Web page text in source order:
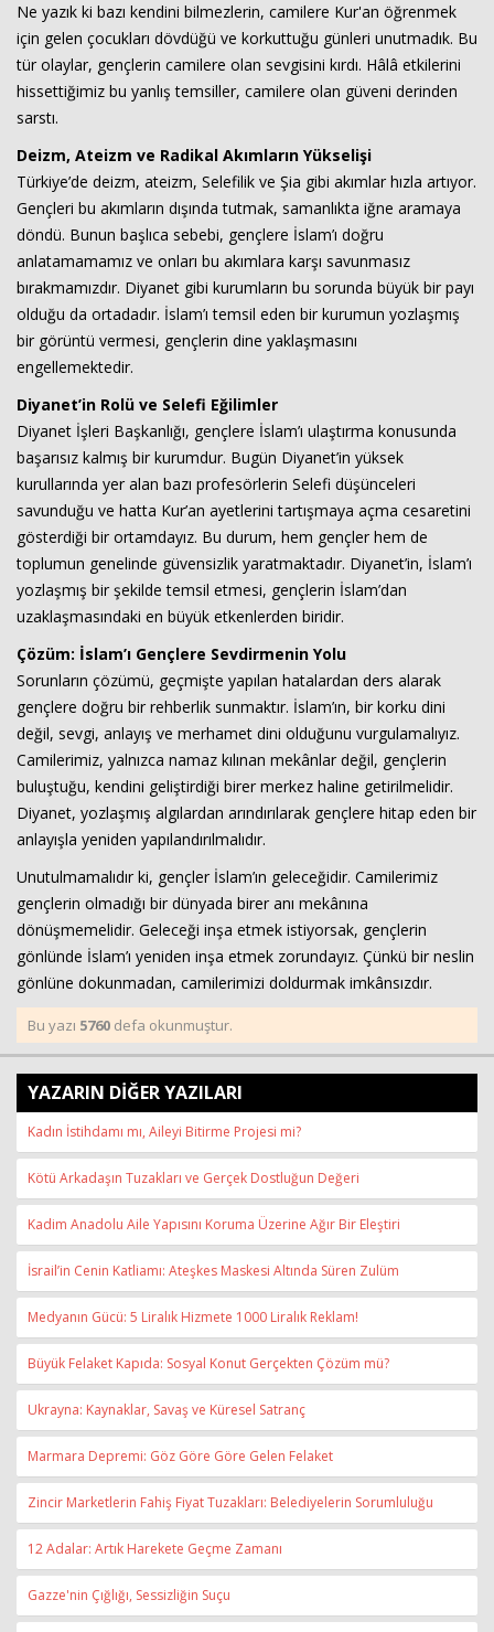
Ne yazık ki bazı kendini bilmezlerin, camilere Kur'an öğrenmek
için gelen çocukları dövdüğü ve korkuttuğu günleri unutmadık. Bu
tür olaylar, gençlerin camilere olan sevgisini kırdı. Hâlâ etkilerini
hissettiğimiz bu yanlış temsiller, camilere olan güveni derinden
sarstı.
Deizm, Ateizm ve Radikal Akımların Yükselişi
Türkiye’de deizm, ateizm, Selefilik ve Şia gibi akımlar hızla artıyor.
Gençleri bu akımların dışında tutmak, samanlıkta iğne aramaya
döndü. Bunun başlıca sebebi, gençlere İslam’ı doğru
anlatamamamız ve onları bu akımlara karşı savunmasız
bırakmamızdır. Diyanet gibi kurumların bu sorunda büyük bir payı
olduğu da ortadadır. İslam’ı temsil eden bir kurumun yozlaşmış
bir görüntü vermesi, gençlerin dine yaklaşmasını
engellemektedir.
Diyanet’in Rolü ve Selefi Eğilimler
Diyanet İşleri Başkanlığı, gençlere İslam’ı ulaştırma konusunda
başarısız kalmış bir kurumdur. Bugün Diyanet’in yüksek
kurullarında yer alan bazı profesörlerin Selefi düşünceleri
savunduğu ve hatta Kur’an ayetlerini tartışmaya açma cesaretini
gösterdiği bir ortamdayız. Bu durum, hem gençler hem de
toplumun genelinde güvensizlik yaratmaktadır. Diyanet’in, İslam’ı
yozlaşmış bir şekilde temsil etmesi, gençlerin İslam’dan
uzaklaşmasındaki en büyük etkenlerden biridir.
Çözüm: İslam’ı Gençlere Sevdirmenin Yolu
Sorunların çözümü, geçmişte yapılan hatalardan ders alarak
gençlere doğru bir rehberlik sunmaktır. İslam’ın, bir korku dini
değil, sevgi, anlayış ve merhamet dini olduğunu vurgulamalıyız.
Camilerimiz, yalnızca namaz kılınan mekânlar değil, gençlerin
buluştuğu, kendini geliştirdiği birer merkez haline getirilmelidir.
Diyanet, yozlaşmış algılardan arındırılarak gençlere hitap eden bir
anlayışla yeniden yapılandırılmalıdır.
Unutulmamalıdır ki, gençler İslam’ın geleceğidir. Camilerimiz
gençlerin olmadığı bir dünyada birer anı mekânına
dönüşmemelidir. Geleceği inşa etmek istiyorsak, gençlerin
gönlünde İslam’ı yeniden inşa etmek zorundayız. Çünkü bir neslin
gönlüne dokunmadan, camilerimizi doldurmak imkânsızdır.
Bu yazı 5760 defa okunmuştur.
YAZARIN DİĞER YAZILARI
Kadın İstihdamı mı, Aileyi Bitirme Projesi mi?
Kötü Arkadaşın Tuzakları ve Gerçek Dostluğun Değeri
Kadim Anadolu Aile Yapısını Koruma Üzerine Ağır Bir Eleştiri
İsrail’in Cenin Katliamı: Ateşkes Maskesi Altında Süren Zulüm
Medyanın Gücü: 5 Liralık Hizmete 1000 Liralık Reklam!
Büyük Felaket Kapıda: Sosyal Konut Gerçekten Çözüm mü?
Ukrayna: Kaynaklar, Savaş ve Küresel Satranç
Marmara Depremi: Göz Göre Göre Gelen Felaket
Zincir Marketlerin Fahiş Fiyat Tuzakları: Belediyelerin Sorumluluğu
12 Adalar: Artık Harekete Geçme Zamanı
Gazze'nin Çığlığı, Sessizliğin Suçu